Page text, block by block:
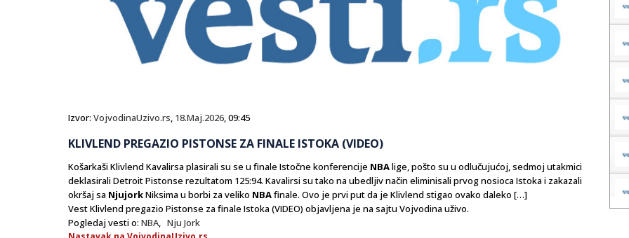
Izvor: VojvodinaUzivo.rs, 18.Maj.2026, 09:45
KLIVLEND PREGAZIO PISTONSE ZA FINALE ISTOKA (VIDEO)
Košarkaši Klivlend Kavalirsa plasirali su se u finale Istočne konferencije NBAlige, pošto su u odlučujućoj, sedmoj utakmici
deklasirali Detroit Pistonse rezultatom 125:94. Kavalirsi su tako na ubedljiv način eliminisali prvog nosioca Istoka i zakazali
okršaj sa NjujorkNiksima u borbi za veliko NBAfinale. Ovo je prvi put da je Klivlend stigao ovako daleko […]
Vest Klivlend pregazio Pistonse za finale Istoka (VIDEO) objavljena je na sajtu Vojvodina uživo.
Pogledaj vesti o: NBA, Nju Jork